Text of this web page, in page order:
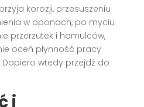
korozji, przesuszeniu
w oponach, po myciu
przerzutek i hamulców,
oceń płynność pracy
wtedy przejdź do
i